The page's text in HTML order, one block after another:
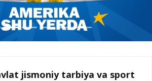
jismoniy tarbiya va sport